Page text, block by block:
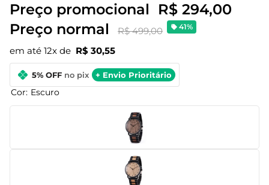
Preço promocional
R$ 294,00
Preço normal
R$ 499,00 41%
em até 12x de R$ 30,55
5% OFF no pix + Envio Prioritário
Cor: Escuro